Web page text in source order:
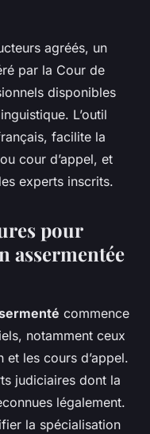
agréés, un
par la Cour de
disponibles
L’outil
facilite la
cour d’appel, et
experts inscrits.
pour
assermentée
commence
notamment ceux
les cours d’appel.
judiciaires dont la
légalement.
la spécialisation